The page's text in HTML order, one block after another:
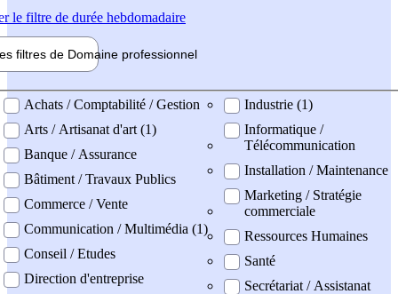
le filtre de durée hebdomadaire
filtres de Domaine professionnel
professionel
Achats / Comptabilité / Gestion
Arts / Artisanat d'art (1)
Banque / Assurance
Bâtiment / Travaux Publics
Commerce / Vente
Communication / Multimédia (1)
Conseil / Etudes
Direction d'entreprise
Industrie (1)
Informatique /
Télécommunication
Installation / Maintenance
Marketing / Stratégie
commerciale
Ressources Humaines
Santé
Secrétariat / Assistanat